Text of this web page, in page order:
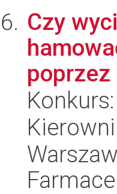
Czy
poprzez
Konkurs: